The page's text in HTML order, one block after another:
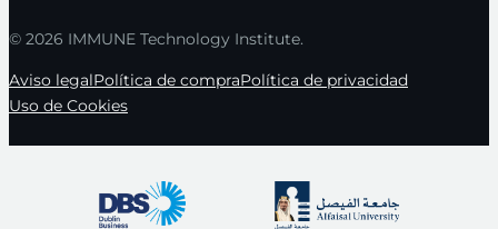
© 2026 IMMUNE Technology Institute.
Aviso legalPolítica de compraPolítica de privacidad
Uso de Cookies